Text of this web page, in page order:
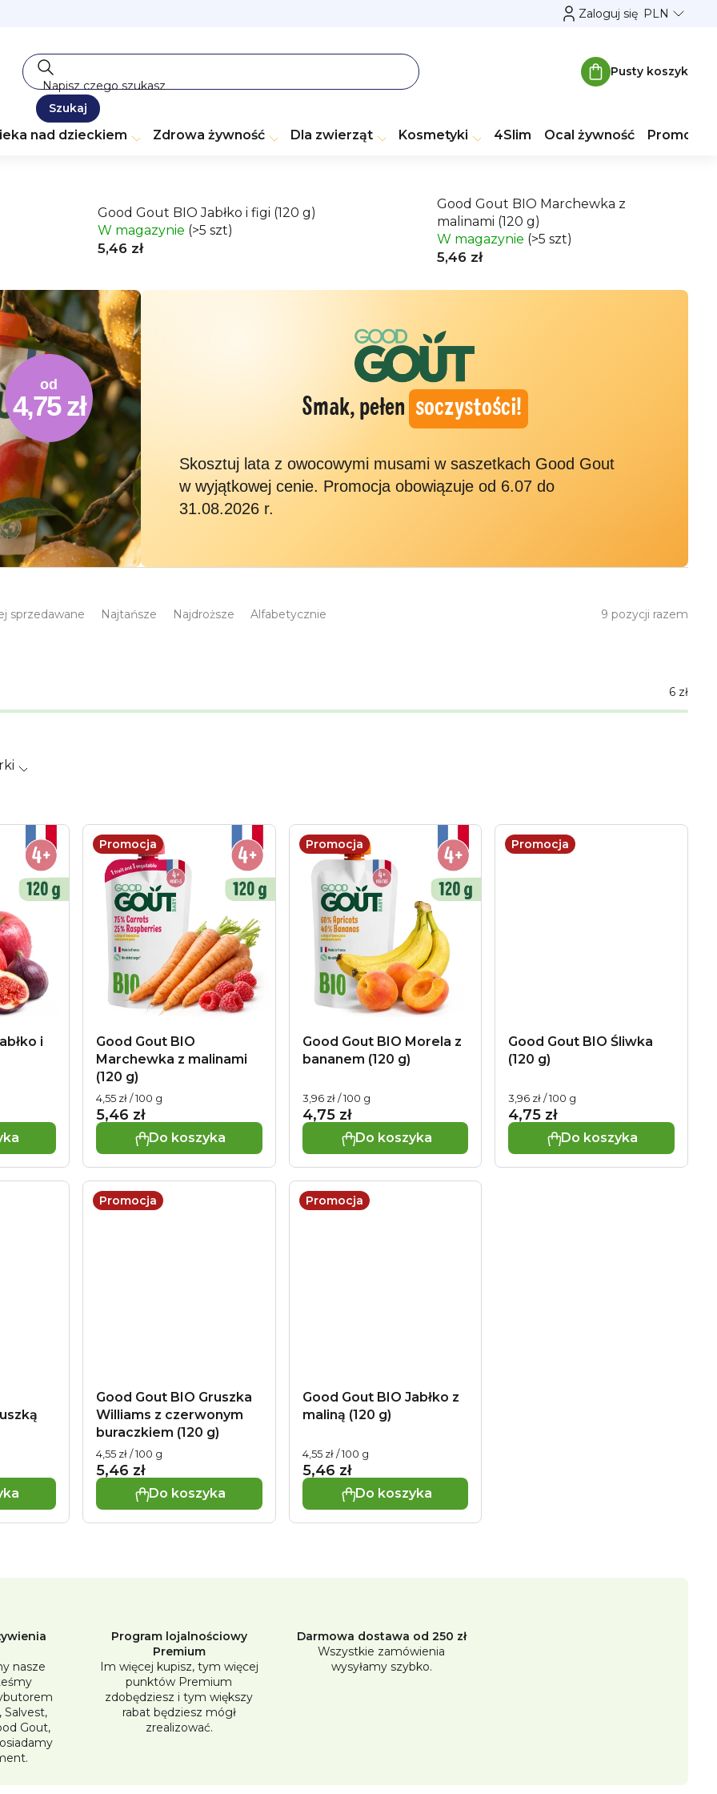
PLN
Zaloguj się
Szukaj
Koszyk
Pusty koszyk
nad dzieckiem Zdrowa żywność Dla zwierząt Kosmetyki 4Slim Ocal żywność Promocje
od
4,75 zł Smak, pełen soczystości!
Skosztuj lata z owocowymi musami w saszetkach Good Gout
w wyjątkowej cenie. Promocja obowiązuje od 6.07 do
31.08.2026 r.
Good Gout BIO Jabłko i figi (120 g)
W magazynie (>5 szt)
5,46 zł
Good Gout BIO Marchewka z
malinami (120 g)
W magazynie (>5 szt)
5,46 zł
sprzedawane Najtańsze Najdroższe Alfabetycznie 9 pozycji razem
6 zł
i
Promocja
Good Gout BIO
Marchewka z malinami
(120 g)
5,46 zł
Cena
jednostkowa:
4,55 zł / 100 g
Do koszyka
Promocja
Good Gout BIO Morela z
bananem (120 g)
4,75 zł
Cena
jednostkowa:
3,96 zł / 100 g
Do koszyka
Promocja
Good Gout BIO Śliwka
(120 g)
4,75 zł
Cena
jednostkowa:
3,96 zł / 100 g
Do koszyka
Promocja
Good Gout BIO Gruszka
Williams z czerwonym
buraczkiem (120 g)
5,46 zł
Cena
jednostkowa:
4,55 zł / 100 g
Do koszyka
Promocja
Good Gout BIO Jabłko z
maliną (120 g)
5,46 zł
Cena
jednostkowa:
4,55 zł / 100 g
Do koszyka
r
o
l
k
nasze
Salvest,
Gout,
Program lojalnościowy
Premium
Im więcej kupisz, tym więcej
punktów Premium
zdobędziesz i tym większy
rabat będziesz mógł
zrealizować.
Darmowa dostawa od 250 zł
Wszystkie zamówienia
wysyłamy szybko.